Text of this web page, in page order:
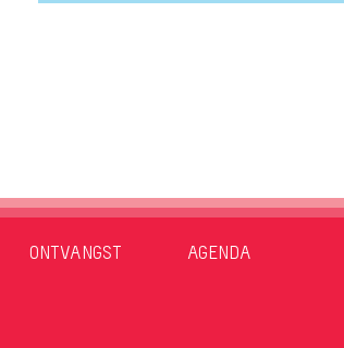
ONTVANGST AGENDA